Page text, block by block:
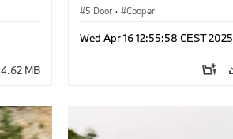
4.62 MB
5 Door · Cooper
Wed Apr 16 12:55:58 CEST 2025